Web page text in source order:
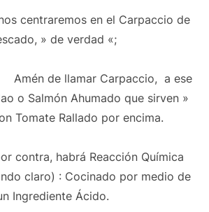
centraremos en el Carpaccio de
» de verdad «;
Carpaccio, a ese
o Salmón Ahumado que sirven »
Tomate Rallado por encima.
contra, habrá Reacción Química
claro) : Cocinado por medio de
Ingrediente Ácido.